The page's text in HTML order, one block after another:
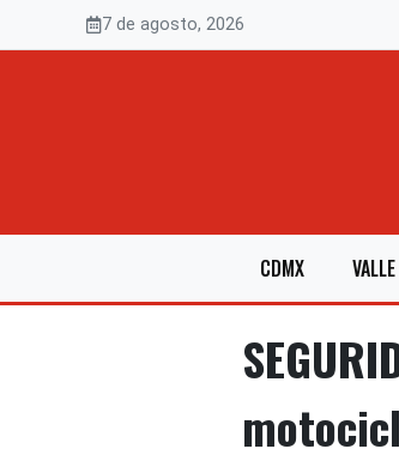
7 de agosto, 2026
CDMX